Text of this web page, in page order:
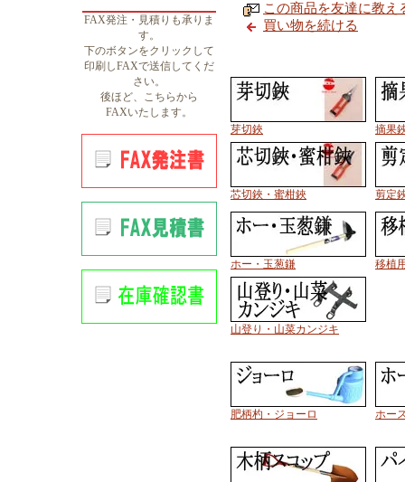
FAX発注・見積りも承りま
す。
下のボタンをクリックして
印刷しFAXで送信してくだ
さい。
後ほど、こちらから
FAXいたします。
この商品を友達に教え
買い物を続ける
芽切鋏 摘果
芯切鋏・蜜柑鋏 剪定
ホー・玉葱鎌 移植
山登り・山菜カンジキ
肥柄杓・ジョーロ ホー